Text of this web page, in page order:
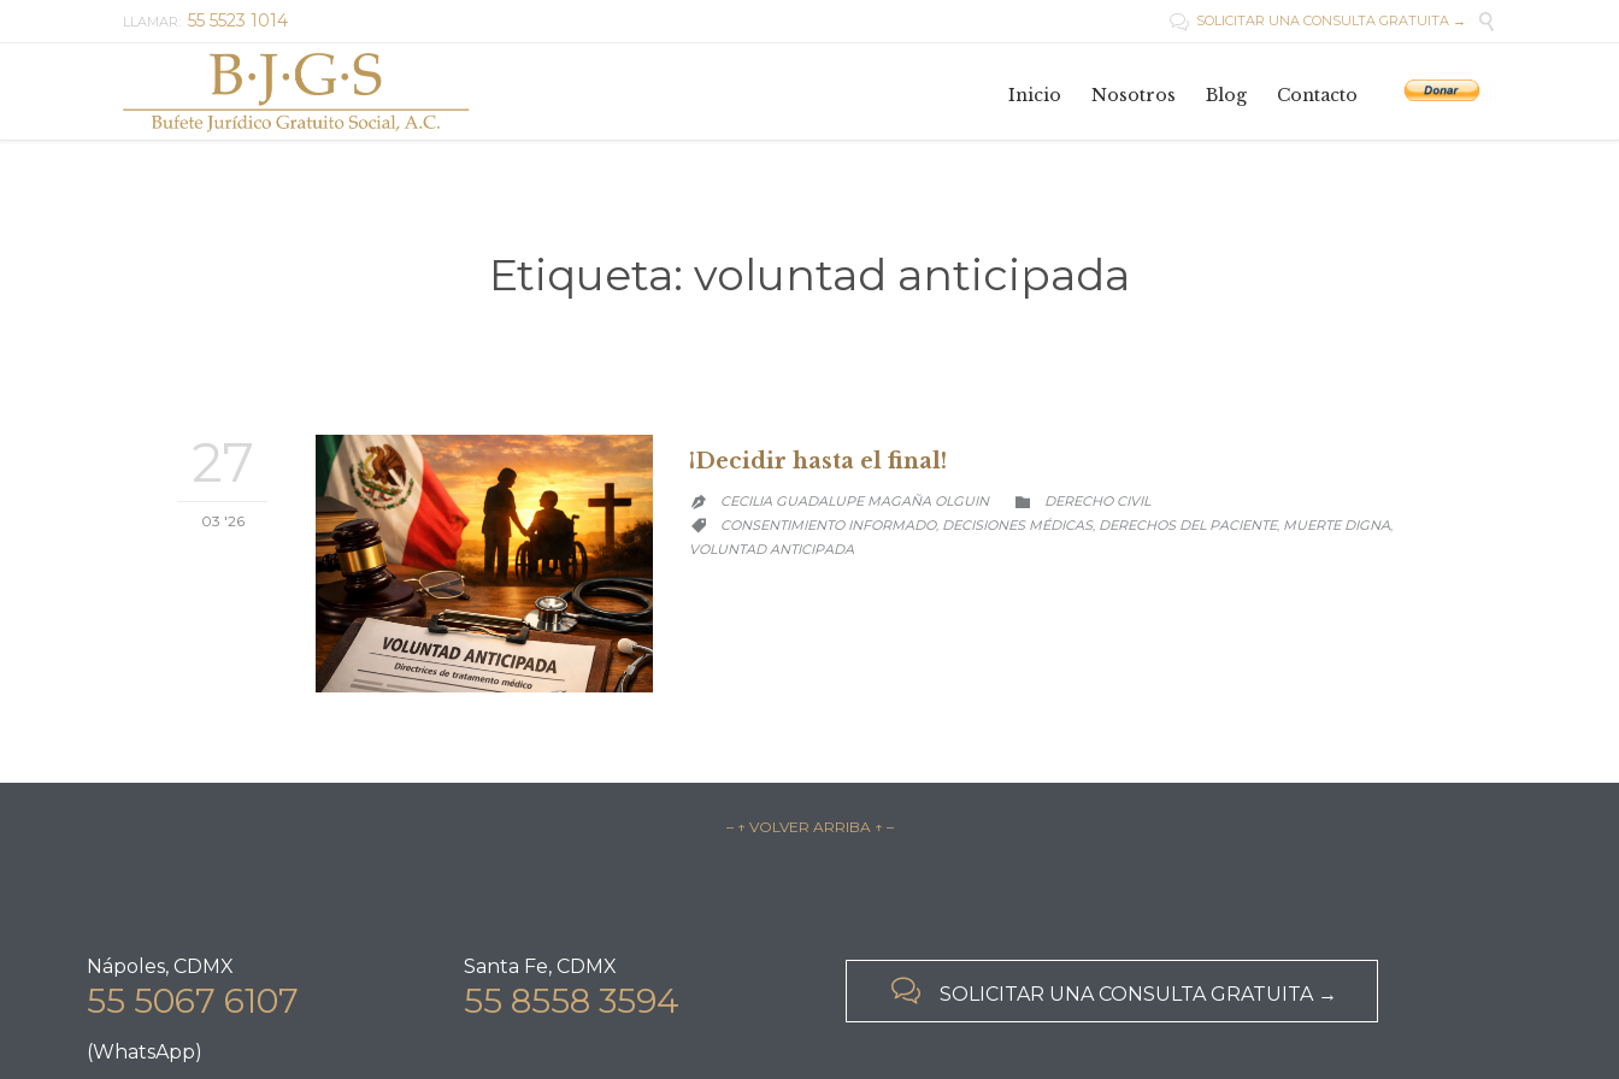
LLAMAR: 55 5523 1014  SOLICITAR UNA CONSULTA GRATUITA → 
Inicio Nosotros Blog Contacto
Etiqueta: voluntad anticipada
27
03 '26
¡Decidir hasta el final!
 CECILIA GUADALUPE MAGAÑA OLGUIN  CATEGORY
DERECHO CIVIL
 CATEGORY
CONSENTIMIENTO INFORMADO, DECISIONES MÉDICAS, DERECHOS DEL PACIENTE, MUERTE DIGNA,
VOLUNTAD ANTICIPADA
– ↑ VOLVER ARRIBA ↑ –
Nápoles, CDMX
55 5067 6107
(WhatsApp)
Santa Fe, CDMX
55 8558 3594  SOLICITAR UNA CONSULTA GRATUITA →